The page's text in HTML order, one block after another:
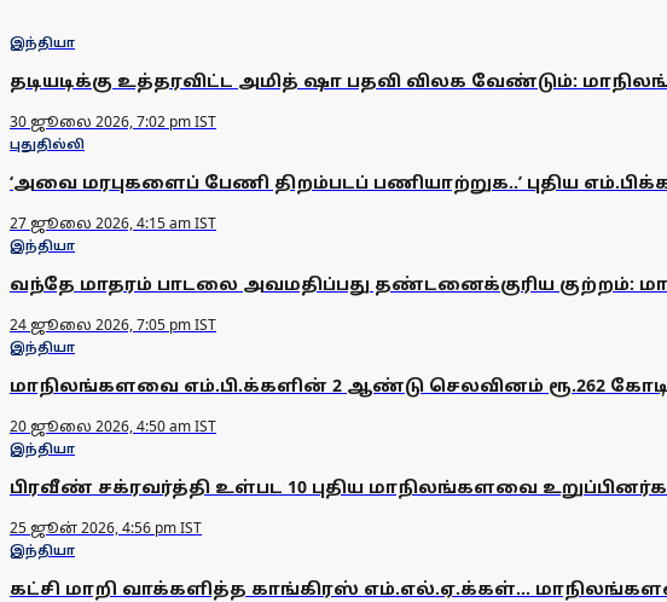
இந்தியா
தடியடிக்கு உத்தரவிட்ட அமித் ஷா பதவி விலக வேண்டும்:
30 ஜூலை 2026, 7:02 pm IST
புதுதில்லி
‘அவை மரபுகளைப் பேணி திறம்படப் பணியாற்றுக..’ புதிய
27 ஜூலை 2026, 4:15 am IST
இந்தியா
வந்தே மாதரம் பாடலை அவமதிப்பது தண்டனைக்குரிய குற்றம்:
24 ஜூலை 2026, 7:05 pm IST
இந்தியா
மாநிலங்களவை எம்.பி.க்களின் 2 ஆண்டு செலவினம் ரூ.262
20 ஜூலை 2026, 4:50 am IST
இந்தியா
பிரவீண் சக்ரவர்த்தி உள்பட 10 புதிய மாநிலங்களவை
25 ஜூன் 2026, 4:56 pm IST
இந்தியா
கட்சி மாறி வாக்களித்த காங்கிரஸ் எம்.எல்.ஏ.க்கள்...